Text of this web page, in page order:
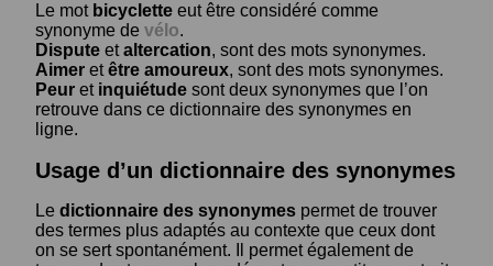
Le mot bicyclette eut être considéré comme
synonyme de vélo.
Dispute etaltercation, sont des mots synonymes.
Aimer etêtre amoureux, sont des mots synonymes.
Peur et inquiétude sont deux synonymes que l’on
retrouve dans ce dictionnaire des synonymes en
ligne.
Usage d’un dictionnaire des synonymes
Le dictionnaire des synonymes permet de trouver
des termes plus adaptés au contexte que ceux dont
on se sert spontanément. Il permet également de